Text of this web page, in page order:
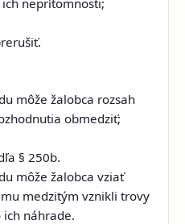
neprítomnosti;
môže žalobca rozsah
obmedziť;
§ 250b.
môže žalobca vziať
medzitým vznikli trovy
ich náhrade.